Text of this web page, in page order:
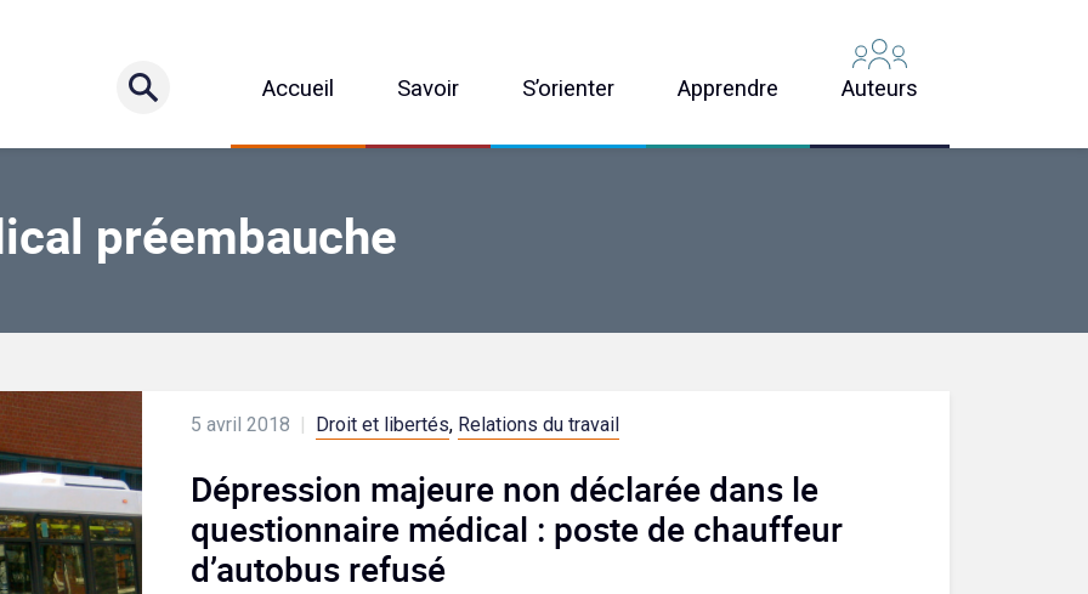
Accueil Savoir S’orienter Apprendre Auteurs
préembauche
5 avril 2018 Droit et libertés, Relations du travail
Dépression majeure non déclarée dans le
questionnaire médical : poste de chauffeur
d’autobus refusé